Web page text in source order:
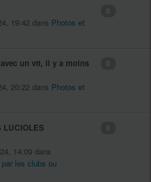
19:42 dans Photos et
0
un vtt, il y a moins
20:22 dans Photos et
0
LUCIOLES
14:09 dans
les clubs ou
0